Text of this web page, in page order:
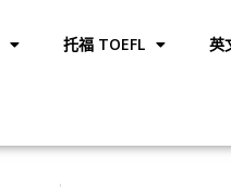
托福 TOEFL 英